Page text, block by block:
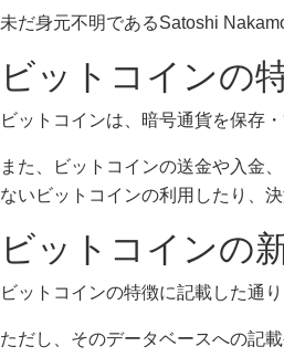
未だ身元不明であるSatoshi
ビットコインの
ビットコインは、暗号通貨を保存
また、ビットコインの送金や入金
ないビットコインの利用したり、
ビットコインの
ビットコインの特徴に記載した通
ただし、そのデータベースへの記